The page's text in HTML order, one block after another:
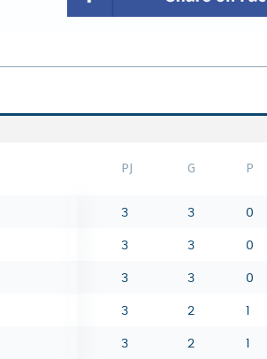
PJ G P
3 3 0
3 3 0
3 3 0
3 2
3 2